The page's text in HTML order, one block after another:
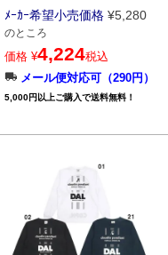
ﾒｰｶｰ希望小売価格 ¥5,280
のところ
価格 ¥4,224税込
メール便対応可（290円）
5,000円以上ご購入で送料無料！